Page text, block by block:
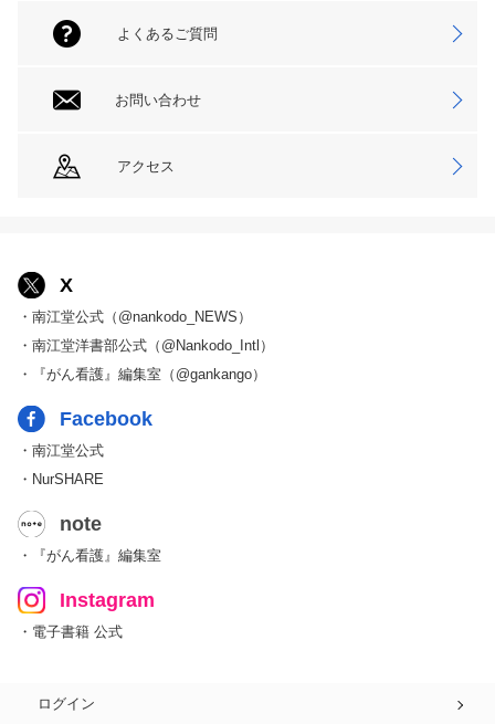
よくあるご質問
お問い合わせ
アクセス
X
・南江堂公式（@nankodo_NEWS）
・南江堂洋書部公式（@Nankodo_Intl）
・『がん看護』編集室（@gankango）
Facebook
・南江堂公式
・NurSHARE
note
・『がん看護』編集室
Instagram
・電子書籍 公式
ログイン